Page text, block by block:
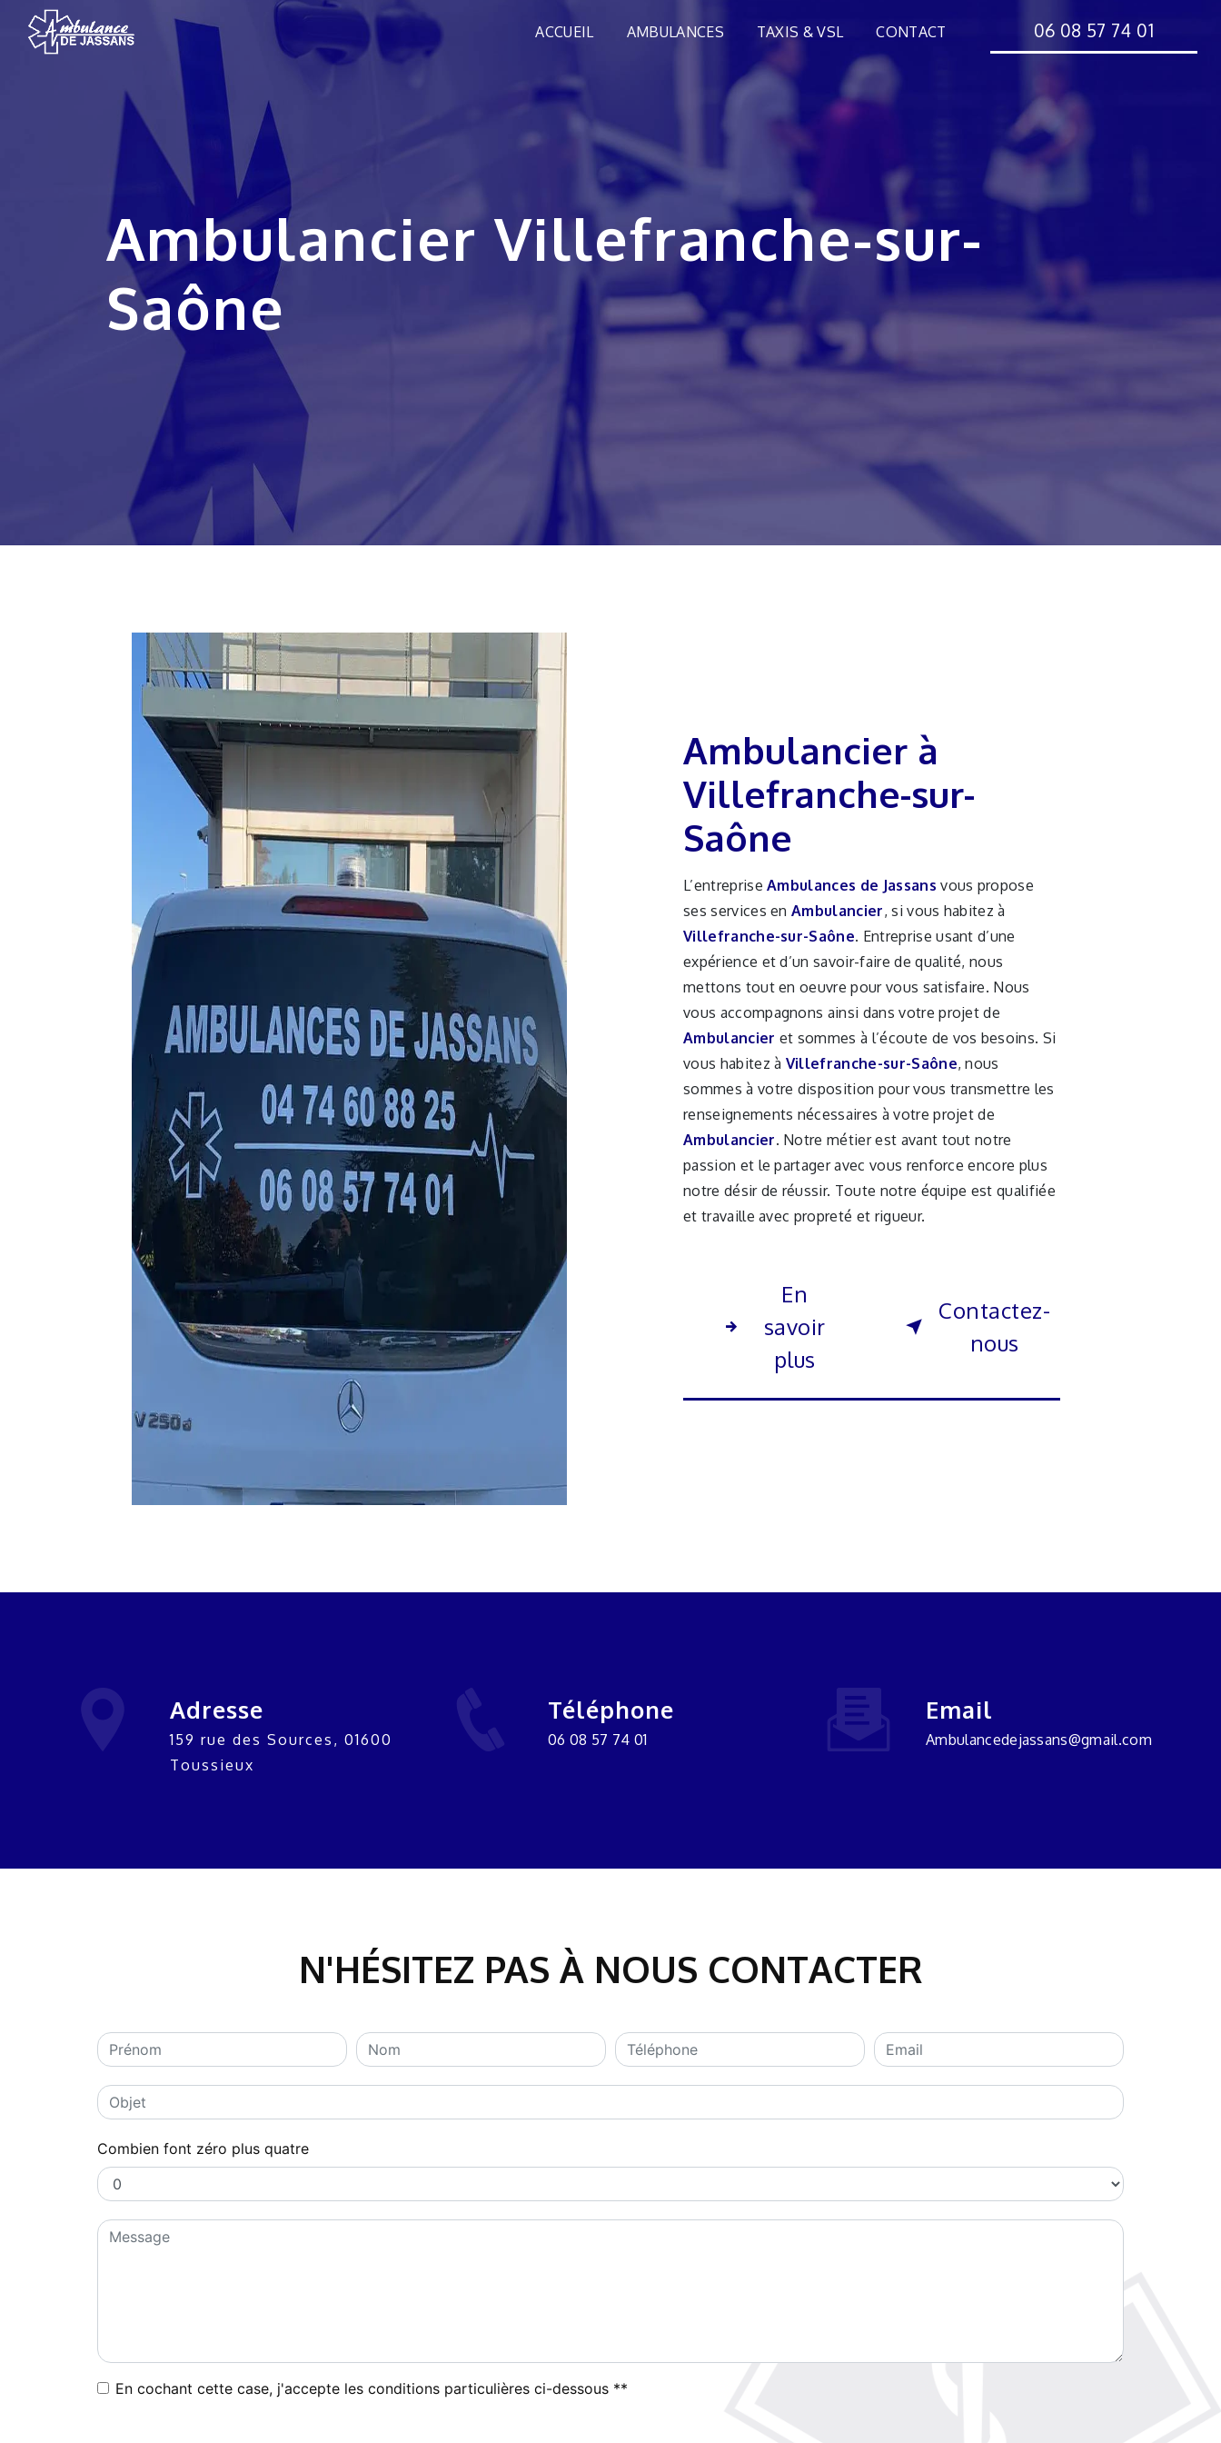
ACCUEIL AMBULANCES TAXIS & VSL CONTACT 06 08 57 74 01
Ambulancier Villefranche-sur-
Saône
Ambulancier à
Villefranche-sur-
Saône
L’entrepriseAmbulances de Jassans vous propose
ses services enAmbulancier, si vous habitez à
Villefranche-sur-Saône. Entreprise usant d’une
expérience et d’un savoir-faire de qualité, nous
mettons tout en oeuvre pour vous satisfaire. Nous
vous accompagnons ainsi dans votre projet de
Ambulancier et sommes à l’écoute de vos besoins. Si
vous habitez à Villefranche-sur-Saône, nous
sommes à votre disposition pour vous transmettre les
renseignements nécessaires à votre projet de
Ambulancier. Notre métier est avant tout notre
passion et le partager avec vous renforce encore plus
notre désir de réussir. Toute notre équipe est qualifiée
et travaille avec propreté et rigueur.
En
savoir
plus
Contactez-
nous
Adresse
159 rue des Sources, 01600
Toussieux
Téléphone
06 08 57 74 01
Email
ambulancedejassans@gmail.com
N'HÉSITEZ PAS À NOUS CONTACTER
Combien font zéro plus quatre
En cochant cette case, j'accepte les conditions particulières ci-dessous **
Panneau de gestion des cookies